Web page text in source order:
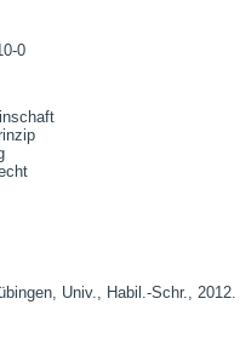
0
Univ., Habil.-Schr., 2012.